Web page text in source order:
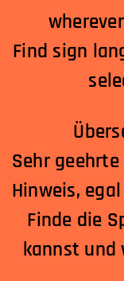
Find sign
Sehr
Hinweis,
Finde die
kannst und